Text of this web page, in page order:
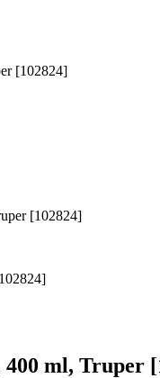
[102824]
ml, Truper